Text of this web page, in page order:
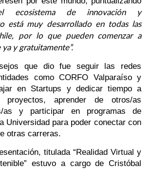
ecosistema de innovación y
está muy desarrollado en todas las
por lo que pueden comenzar a
y gratuitamente”.
que dio fue seguir las redes
como CORFO Valparaíso y
en Startups y dedicar tiempo a
aprender de otros/as
as y participar en programas de
Universidad para poder conectar con
otras carreras.
titulada “Realidad Virtual y
estuvo a cargo de Cristóbal